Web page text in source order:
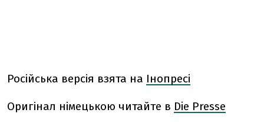
Російська версія взята на Інопресі
Оригінал німецькою читайте в Die Presse